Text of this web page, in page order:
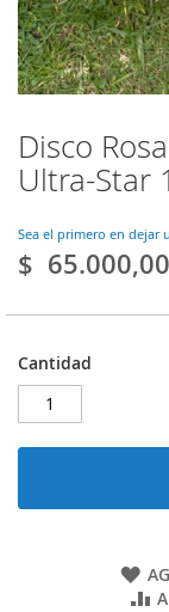
Disco
Ultra-Star
Sea el primero en dejar
$ 65.000,00
Cantidad
Saltar
al
comienzo
la
galería
de